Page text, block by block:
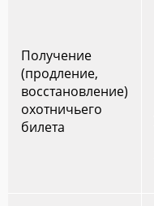
Получение
(продление,
восстановление)
охотничьего
билета